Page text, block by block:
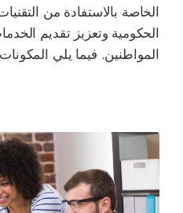
الخاصة بالاستفادة من
الحكومية وتعزيز تقديم
المواطنين. فيما يلي